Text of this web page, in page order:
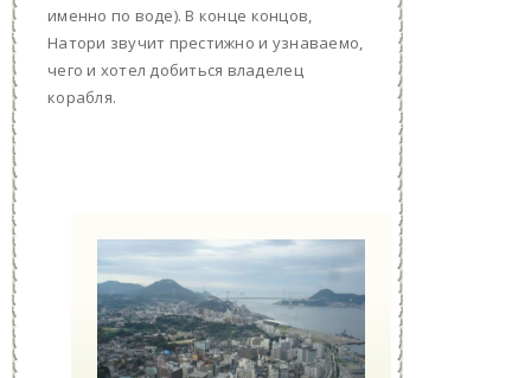
именно по воде). В конце концов,
Натори звучит престижно и узнаваемо,
чего и хотел добиться владелец
корабля.